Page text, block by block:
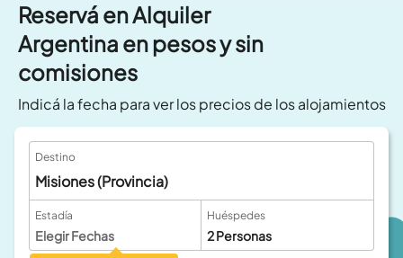
Reservá en Alquiler
Argentina en pesos y sin
comisiones
Indicá la fecha para ver los precios de los alojamientos
Destino
Misiones (Provincia)
Estadía
Elegir Fechas
Huéspedes
2Personas